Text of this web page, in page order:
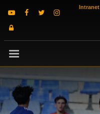
Intranet